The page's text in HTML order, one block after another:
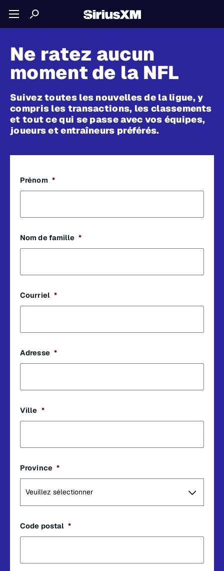
Ne ratez aucun
moment de la NFL
Suivez toutes les nouvelles de la ligue, y
compris les transactions, les classements
et tout ce qui se passe avec vos équipes,
joueurs et entraîneurs préférés.
Prénom *
Nom de famille *
Courriel *
Adresse *
Ville *
Province *
Code postal *